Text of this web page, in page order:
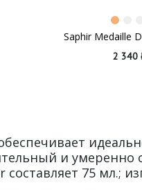
2 340
и умеренно
75 мл.;